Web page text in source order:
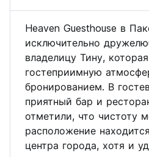
Heaven Guesthouse в
исключительно
владелицу Тину,
гостеприимную
бронированием. В
приятный бар и
отметили, что чистоту
расположение
центра города, хотя и